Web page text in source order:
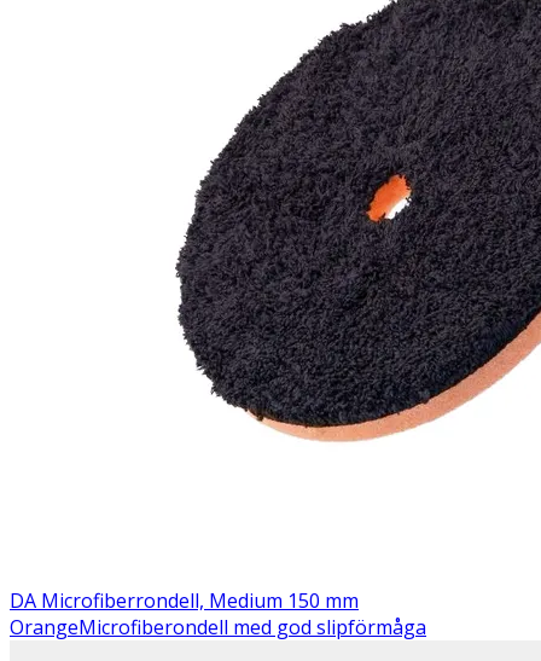
DA Microfiberrondell, Medium 150 mm
OrangeMicrofiberondell med god slipförmåga